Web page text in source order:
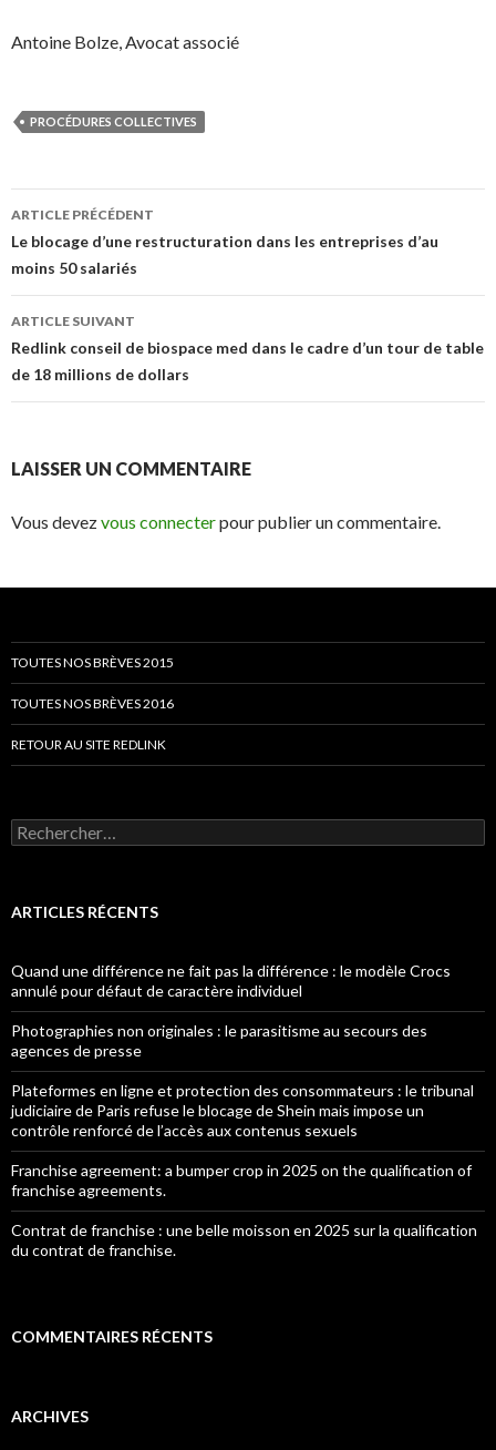
Antoine Bolze, Avocat associé
PROCÉDURES COLLECTIVES
Navigation
des
articles
ARTICLE PRÉCÉDENT
Le blocage d’une restructuration dans les entreprises d’au
moins 50 salariés
ARTICLE SUIVANT
Redlink conseil de biospace med dans le cadre d’un tour de table
de 18 millions de dollars
LAISSER UN COMMENTAIRE
Vous devezvous connecterpour publier un commentaire.
TOUTES NOS BRÈVES 2015
TOUTES NOS BRÈVES 2016
RETOUR AU SITE REDLINK
Rechercher :
ARTICLES RÉCENTS
Quand une différence ne fait pas la différence : le modèle Crocs
annulé pour défaut de caractère individuel
Photographies non originales : le parasitisme au secours des
agences de presse
Plateformes en ligne et protection des consommateurs : le tribunal
judiciaire de Paris refuse le blocage de Shein mais impose un
contrôle renforcé de l’accès aux contenus sexuels
Franchise agreement: a bumper crop in 2025 on the qualification of
franchise agreements.
Contrat de franchise : une belle moisson en 2025 sur la qualification
du contrat de franchise.
COMMENTAIRES RÉCENTS
ARCHIVES